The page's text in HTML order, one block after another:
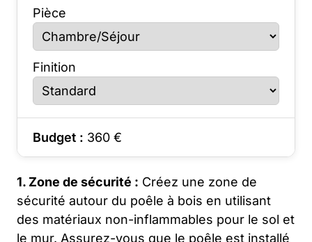
Pièce
Finition
Budget : 360 €
1. Zone de sécurité : Créez une zone de
sécurité autour du poêle à bois en utilisant
des matériaux non-inflammables pour le sol et
le mur. Assurez-vous que le poêle est installé